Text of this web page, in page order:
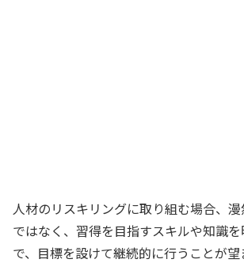
人材のリスキリングに取り組む場合、
ではなく、習得を目指すスキルや知識
で、目標を設けて継続的に行うことが